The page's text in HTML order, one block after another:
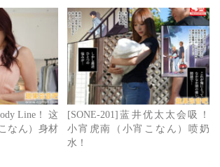
出人意料，与事务所L合作、恢复拍片的
南)感觉不太好，因为过去经纪人做得太
想愈怀念的小宵こなん(小宵虎南)做了一
给原事务所要求回归〜
不收？我知道很多人会有骨气说不收，但
Line！ 这
なん）身材
[SONE-201]蓝井优太太会吸！
小宵虎南（小宵こなん）喷奶
水！